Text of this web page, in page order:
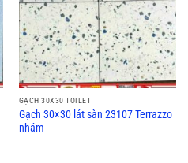
GẠCH 30X30 TOILET
Gạch 30×30 lát sàn 23107 Terrazzo
nhám